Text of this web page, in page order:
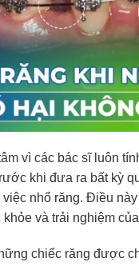
vì các bác sĩ luôn
khi đưa ra bất kỳ
nhổ răng. Điều
và trải nghiệm
chiếc răng được